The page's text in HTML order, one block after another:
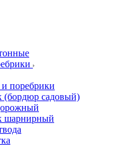
поребрики
(бордюр садовый)
шарнирный